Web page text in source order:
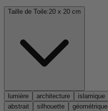
Taille de Toile:20 x 20 cm
lumière architecture islamique
abstrait
silhouette géométrique